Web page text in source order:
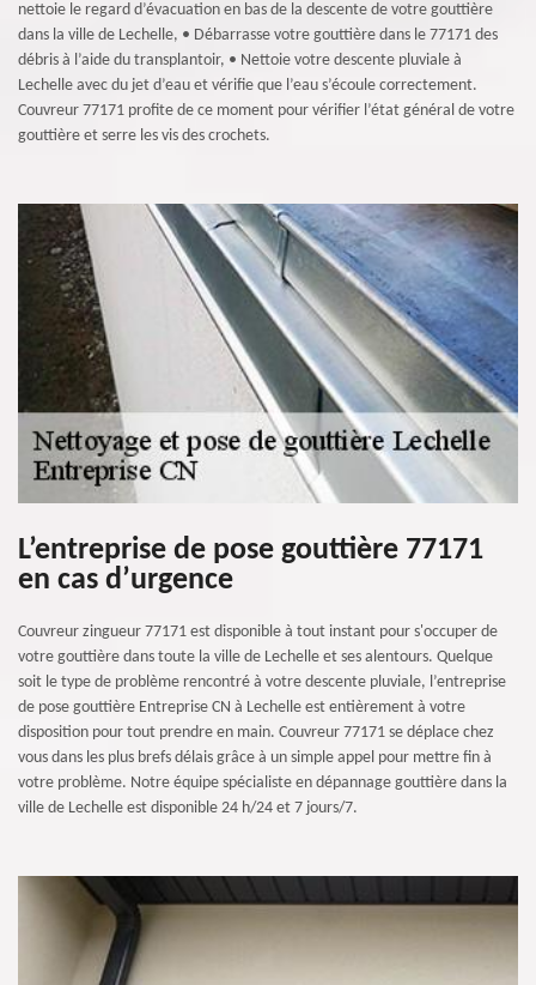
nettoie le regard d’évacuation en bas de la descente de votre gouttière
dans la ville de Lechelle, • Débarrasse votre gouttière dans le 77171 des
débris à l’aide du transplantoir, • Nettoie votre descente pluviale à
Lechelle avec du jet d’eau et vérifie que l’eau s’écoule correctement.
Couvreur 77171 profite de ce moment pour vérifier l’état général de votre
gouttière et serre les vis des crochets.
L’entreprise de pose gouttière 77171
en cas d’urgence
Couvreur zingueur 77171 est disponible à tout instant pour s'occuper de
votre gouttière dans toute la ville de Lechelle et ses alentours. Quelque
soit le type de problème rencontré à votre descente pluviale, l’entreprise
de pose gouttière Entreprise CN à Lechelle est entièrement à votre
disposition pour tout prendre en main. Couvreur 77171 se déplace chez
vous dans les plus brefs délais grâce à un simple appel pour mettre fin à
votre problème. Notre équipe spécialiste en dépannage gouttière dans la
ville de Lechelle est disponible 24 h/24 et 7 jours/7.